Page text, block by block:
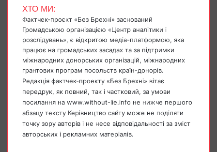
ХТО МИ:
Фактчек-проєкт «Без Брехні» заснований
Громадською організацією «Центр аналітики і
розслідувань», є відкритою медіа-платформою, яка
працює на громадських засадах та за підтримки
міжнародних донорських організацій, міжнародних
грантових програм посольств країн-донорів.
Редакція фактчек-проекту «Без Брехні» вітає
передрук, як повний, так і частковий, за умови
посилання на www.without-lie.info не нижче першого
абзацу тексту Керівництво сайту може не поділяти
точку зору авторів і не несе відповідальності за зміст
авторських і рекламних матеріалів.